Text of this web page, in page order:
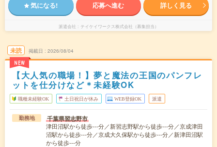
気になる! 応募へ進む 詳しく見る
派遣会社 テイケイワークス株式会社（募集担当）
未読
NEW
掲載日 2026/08/04
【大人気の職場！】夢と魔法の王国のパンフレ
ットを仕分けなど＊未経験OK
職種未経験OK 土日祝日が休み WEB登録OK 派遣
勤務地 千葉県習志野市
津田沼駅から徒歩---分／新習志野駅から徒歩---分／京成津田
沼駅から徒歩---分／京成大久保駅から徒歩---分／新津田沼駅
から徒歩---分